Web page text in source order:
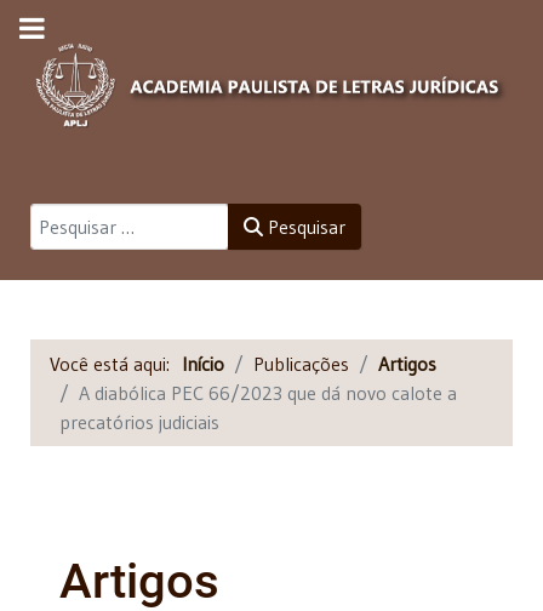
Pesquisar Pesquisar
Você está aqui: Início Publicações
Artigos
A diabólica PEC 66/2023 que dá novo calote a
precatórios judiciais
Artigos